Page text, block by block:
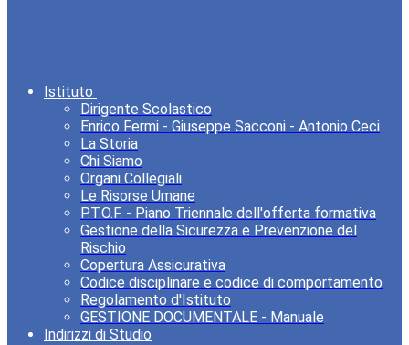
Istituto
Dirigente Scolastico
Enrico Fermi - Giuseppe Sacconi - Antonio Ceci
La Storia
Chi Siamo
Organi Collegiali
Le Risorse Umane
P.T.O.F. - Piano Triennale dell'offerta formativa
Gestione della Sicurezza e Prevenzione del
Rischio
Copertura Assicurativa
Codice disciplinare e codice di comportamento
Regolamento d'Istituto
GESTIONE DOCUMENTALE - Manuale
Indirizzi di Studio